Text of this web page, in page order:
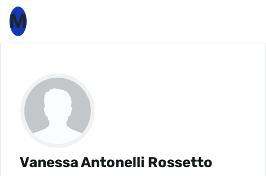
M
Vanessa Antonelli Rossetto